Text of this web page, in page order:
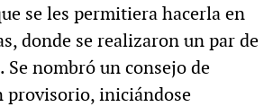
se les permitiera hacerla en
donde se realizaron un par de
Se nombró un consejo de
provisorio, iniciándose